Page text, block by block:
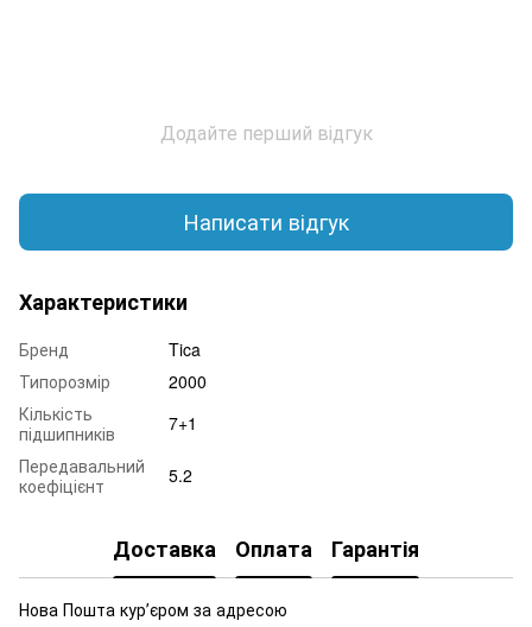
Додайте перший відгук
Написати відгук
Характеристики
Бренд
Tica
Типорозмір
2000
Кількість
підшипників
7+1
Передавальний
коефіцієнт
5.2
Доставка Оплата Гарантія
Нова Пошта курʼєром за адресою